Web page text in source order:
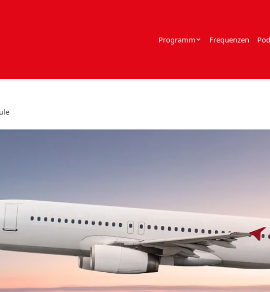
Programm Frequenzen